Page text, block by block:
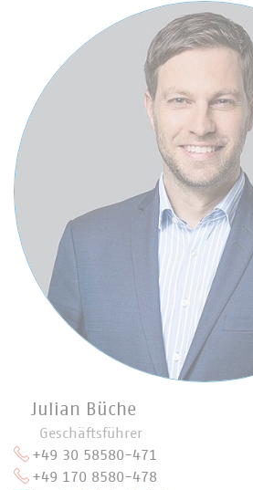
Julian Büche
Geschäftsführer
+49 30 58580-471
+49 170 8580-478